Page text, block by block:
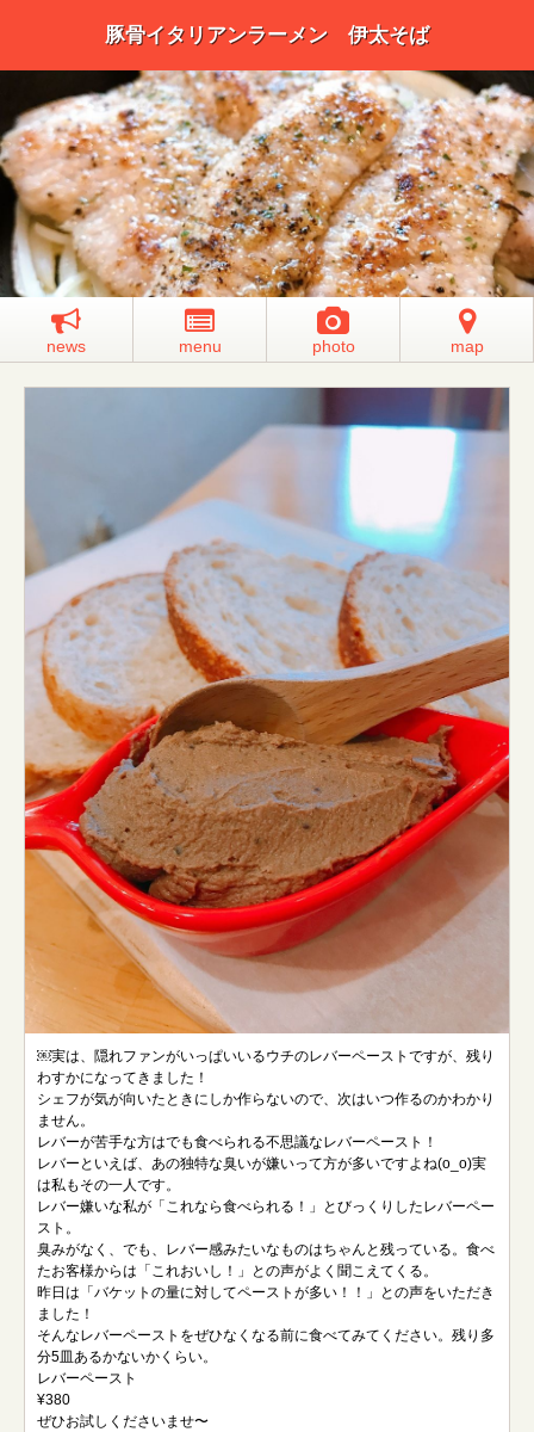
豚骨イタリアンラーメン 伊太そば
news menu photo map
￼実は、隠れファンがいっぱいいるウチのレバーペーストですが、残り
わすかになってきました！
シェフが気が向いたときにしか作らないので、次はいつ作るのかわかり
ません。
レバーが苦手な方はでも食べられる不思議なレバーペースト！
レバーといえば、あの独特な臭いが嫌いって方が多いですよね(o_o)実
は私もその一人です。
レバー嫌いな私が「これなら食べられる！」とびっくりしたレバーペー
スト。
臭みがなく、でも、レバー感みたいなものはちゃんと残っている。食べ
たお客様からは「これおいし！」との声がよく聞こえてくる。
昨日は「バケットの量に対してペーストが多い！！」との声をいただき
ました！
そんなレバーペーストをぜひなくなる前に食べてみてください。残り多
分5皿あるかないかくらい。
レバーペースト
¥380
ぜひお試しくださいませ〜